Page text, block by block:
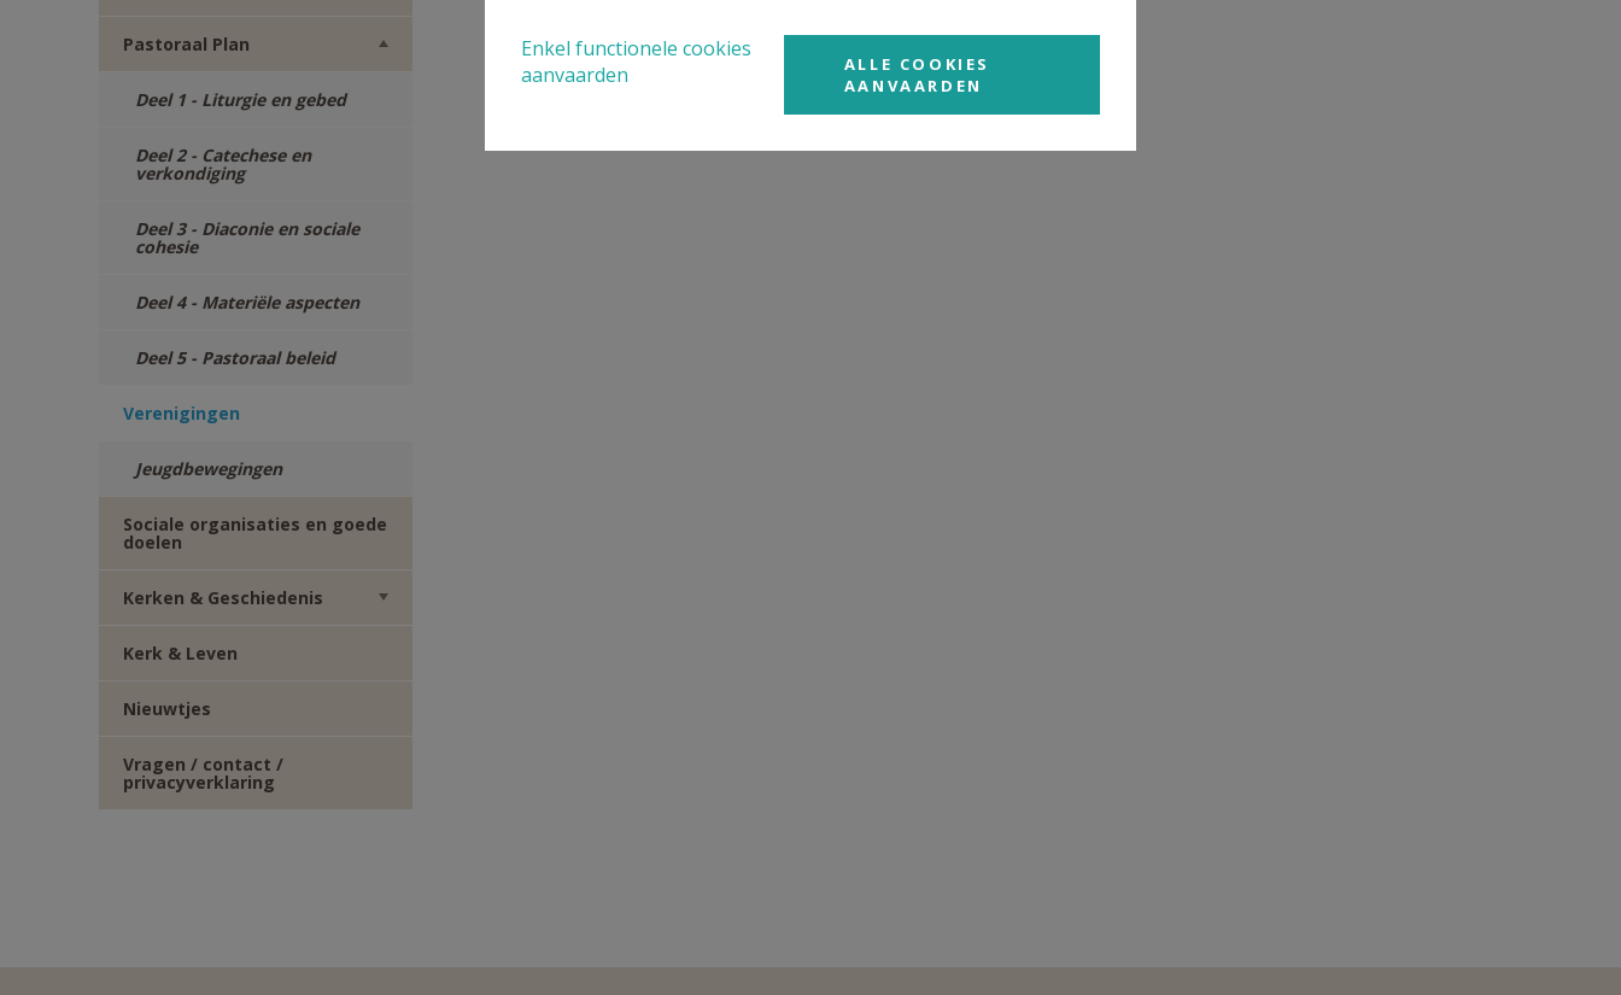
Pastoraal Plan
Deel 1 - Liturgie en gebed
Deel 2 - Catechese en
verkondiging
Deel 3 - Diaconie en sociale
cohesie
Deel 4 - Materiële aspecten
Deel 5 - Pastoraal beleid
Verenigingen
Jeugdbewegingen
Sociale organisaties en goede
doelen
Kerken & Geschiedenis
Kerk & Leven
Nieuwtjes
Vragen / contact /
privacyverklaring
Enkel functionele cookies
aanvaarden
ALLE COOKIES
AANVAARDEN